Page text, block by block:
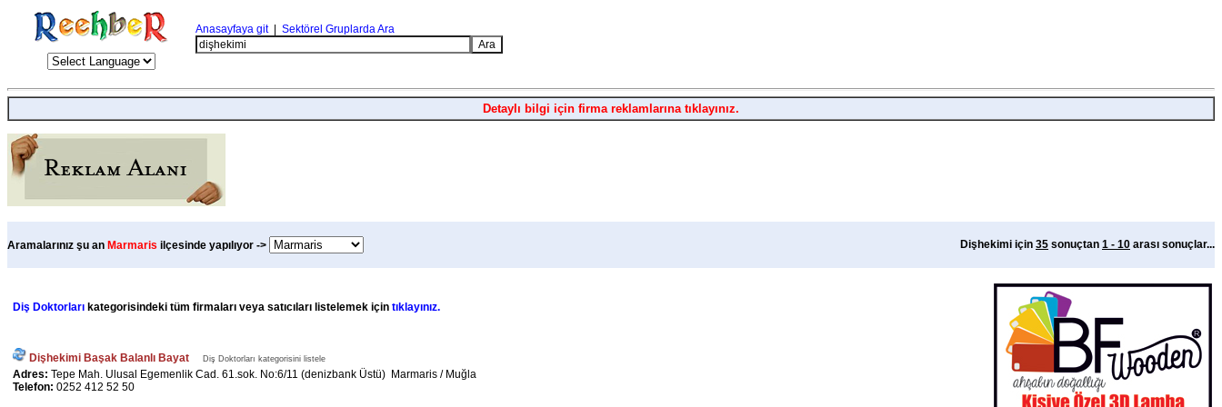
Anasayfaya git| Sektörel Gruplarda Ara
Detaylı bilgi için firma reklamlarına tıklayınız.
Aramalarınız şu an Marmaris ilçesinde yapılıyor -> Dişhekimi için 35 sonuçtan 1 - 10 arası sonuçlar...
Diş Doktorları kategorisindeki tüm firmaları veya satıcıları listelemek için tıklayınız.
Dişhekimi Başak Balanlı Bayat Diş Doktorları kategorisini listele
Adres: Tepe Mah. Ulusal Egemenlik Cad. 61.sok. No:6/11 (denizbank Üstü) Marmaris / Muğla
Telefon: 0252 412 52 50